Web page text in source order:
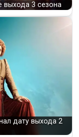
выхода 3 сезона
дату выхода 2